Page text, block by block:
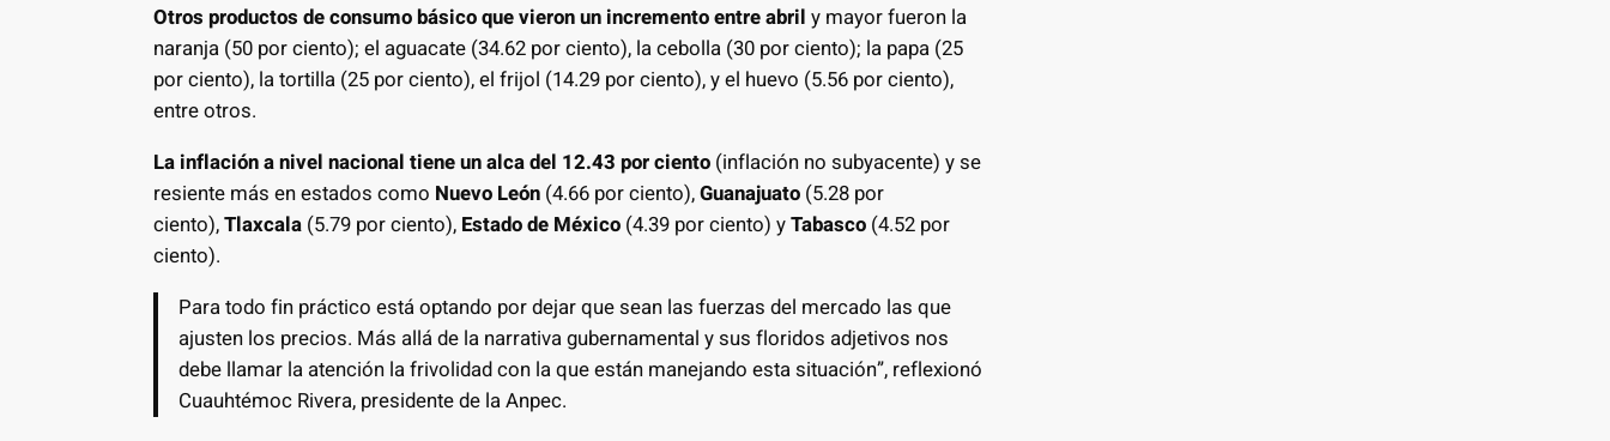
Otros productos de consumo básico que vieron un incremento entre abril y mayor fueron la
naranja (50 por ciento); el aguacate (34.62 por ciento), la cebolla (30 por ciento); la papa (25
por ciento), la tortilla (25 por ciento), el frijol (14.29 por ciento), y el huevo (5.56 por ciento),
entre otros.
La inflación a nivel nacional tiene un alca del 12.43 por ciento (inflación no subyacente) y se
resiente más en estados como Nuevo León (4.66 por ciento),Guanajuato (5.28 por
ciento),Tlaxcala (5.79 por ciento), Estado de México (4.39 por ciento) yTabasco (4.52 por
ciento).
Para todo fin práctico está optando por dejar que sean las fuerzas del mercado las que
ajusten los precios. Más allá de la narrativa gubernamental y sus floridos adjetivos nos
debe llamar la atención la frivolidad con la que están manejando esta situación”, reflexionó
Cuauhtémoc Rivera, presidente de la Anpec.